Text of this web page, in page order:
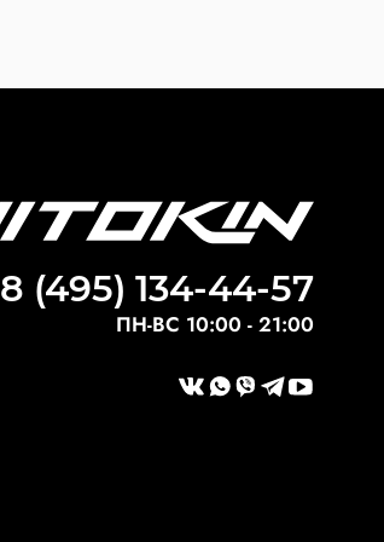
8 (495) 134-44-57
ПН-ВС 10:00 - 21:00